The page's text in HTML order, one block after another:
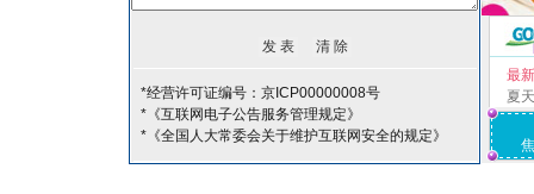
*经营许可证编号：京ICP00000008号
*《互联网电子公告服务管理规定》
*《全国人大常委会关于维护互联网安全的规定》
最
夏